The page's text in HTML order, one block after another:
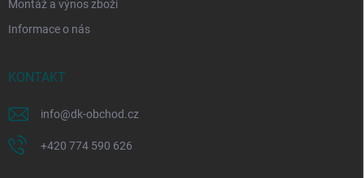
Montáž a výnos zboží
Informace o nás
KONTAKT
info@dk-obchod.cz
+420 774 590 626